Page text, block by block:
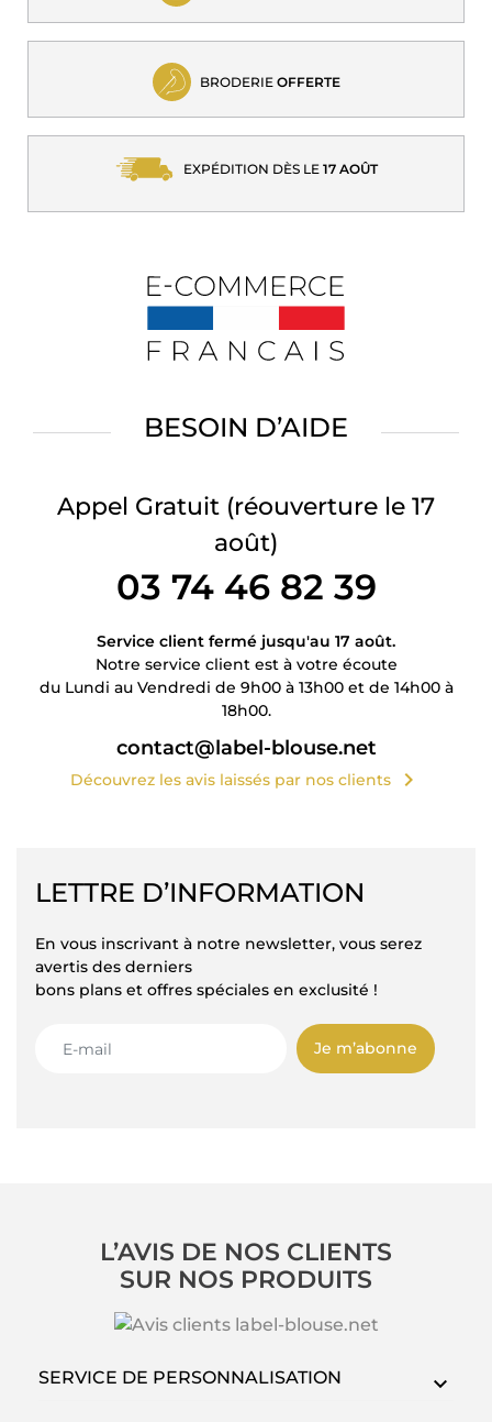
BRODERIE OFFERTE
EXPÉDITION DÈS LE 17 AOÛT
BESOIN D’AIDE
Appel Gratuit (réouverture le 17
août)
03 74 46 82 39
Service client fermé jusqu'au 17 août.
Notre service client est à votre écoute
du Lundi au Vendredi de 9h00 à 13h00 et de 14h00 à
18h00.
contact@label-blouse.net
Découvrez les avis laissés par nos clients chevron_right
LETTRE D’INFORMATION
En vous inscrivant à notre newsletter, vous serez
avertis des derniers
bons plans et offres spéciales en exclusité !
Je m’abonne
L’AVIS DE NOS CLIENTS
SUR NOS PRODUITS
SERVICE DE PERSONNALISATION